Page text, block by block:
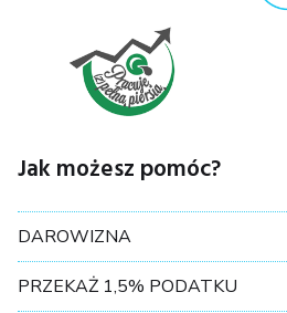
Jak możesz pomóc?
DAROWIZNA
PRZEKAŻ 1,5% PODATKU